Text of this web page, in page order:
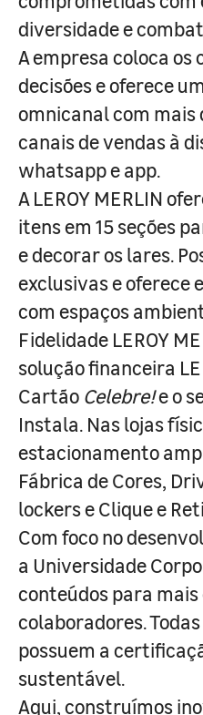
diversidade e
A empresa coloca
decisões e oferece
omnicanal com mais
canais de vendas à
whatsapp e app.
A LEROY MERLIN
itens em 15 seções
e decorar os lares.
exclusivas e oferece
com espaços
Fidelidade LEROY
solução financeira
Cartão Celebre!e o
Instala. Nas lojas
estacionamento
Fábrica de Cores,
lockers e Clique e
Com foco no
a Universidade
conteúdos para mais
colaboradores.
possuem a
sustentável.
Aqui, construímos